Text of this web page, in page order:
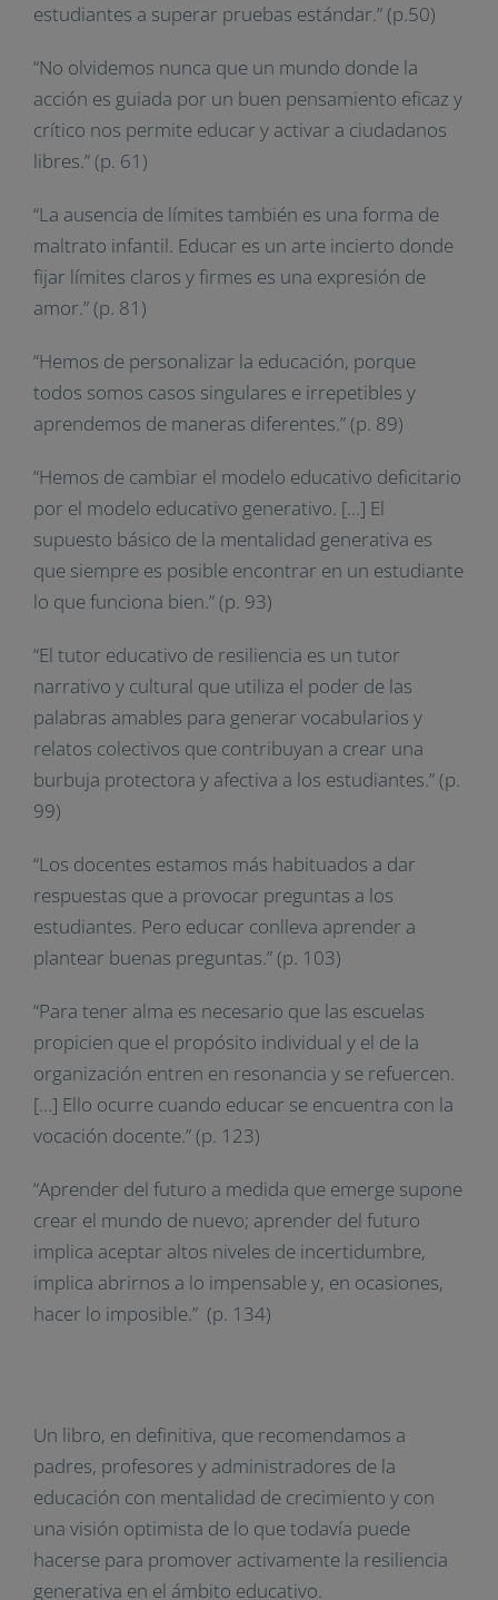
estudiantes a superar pruebas estándar.” (p.50)
“No olvidemos nunca que un mundo donde la
acción es guiada por un buen pensamiento eficaz y
crítico nos permite educar y activar a ciudadanos
libres.” (p. 61)
“La ausencia de límites también es una forma de
maltrato infantil. Educar es un arte incierto donde
fijar límites claros y firmes es una expresión de
amor.” (p. 81)
“Hemos de personalizar la educación, porque
todos somos casos singulares e irrepetibles y
aprendemos de maneras diferentes.” (p. 89)
“Hemos de cambiar el modelo educativo deficitario
por el modelo educativo generativo. […] El
supuesto básico de la mentalidad generativa es
que siempre es posible encontrar en un estudiante
lo que funciona bien.” (p. 93)
“El tutor educativo de resiliencia es un tutor
narrativo y cultural que utiliza el poder de las
palabras amables para generar vocabularios y
relatos colectivos que contribuyan a crear una
burbuja protectora y afectiva a los estudiantes.” (p.
99)
“Los docentes estamos más habituados a dar
respuestas que a provocar preguntas a los
estudiantes. Pero educar conlleva aprender a
plantear buenas preguntas.” (p. 103)
“Para tener alma es necesario que las escuelas
propicien que el propósito individual y el de la
organización entren en resonancia y se refuercen.
[…] Ello ocurre cuando educar se encuentra con la
vocación docente.” (p. 123)
“Aprender del futuro a medida que emerge supone
crear el mundo de nuevo; aprender del futuro
implica aceptar altos niveles de incertidumbre,
implica abrirnos a lo impensable y, en ocasiones,
hacer lo imposible.” (p. 134)
Un libro, en definitiva, que recomendamos a
padres, profesores y administradores de la
educación con mentalidad de crecimiento y con
una visión optimista de lo que todavía puede
hacerse para promover activamente la resiliencia
generativa en el ámbito educativo.